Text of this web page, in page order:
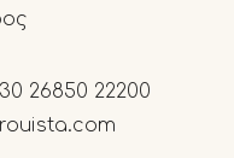
26850 22200